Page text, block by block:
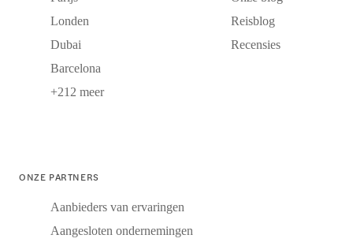
Londen
Dubai
Barcelona
+212 meer
Reisblog
Recensies
ONZE PARTNERS
Aanbieders van ervaringen
Aangesloten ondernemingen